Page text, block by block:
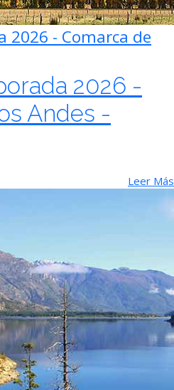
2026 - Comarca de
2026 -
Andes -
Leer Más